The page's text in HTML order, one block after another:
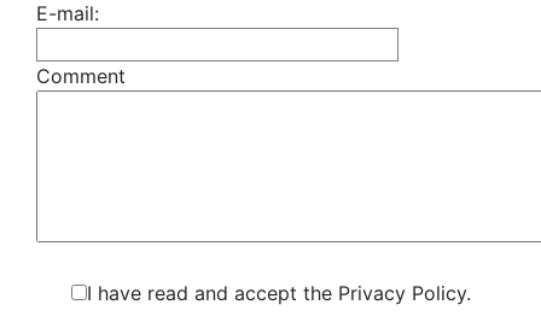
E-mail:
Comment
I have read and accept the Privacy Policy.